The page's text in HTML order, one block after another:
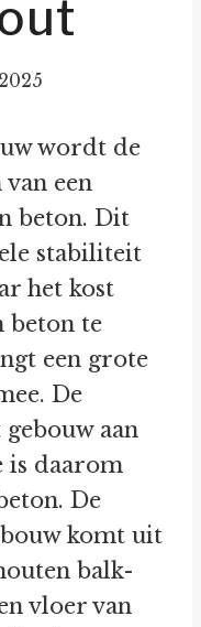
wordt de
een
beton. Dit
stabiliteit
het kost
beton te
een grote
De
aan
is daarom
De
komt uit
balk-
vloer van